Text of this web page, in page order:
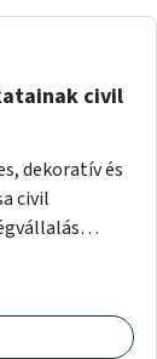
civil
dekoratív és
civil
lehetőséggel
nélkül, a